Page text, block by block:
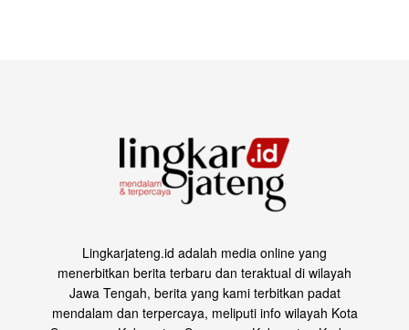
Lingkarjateng.id adalah media online yang
menerbitkan berita terbaru dan teraktual di wilayah
Jawa Tengah, berita yang kami terbitkan padat
mendalam dan terpercaya, meliputi info wilayah Kota